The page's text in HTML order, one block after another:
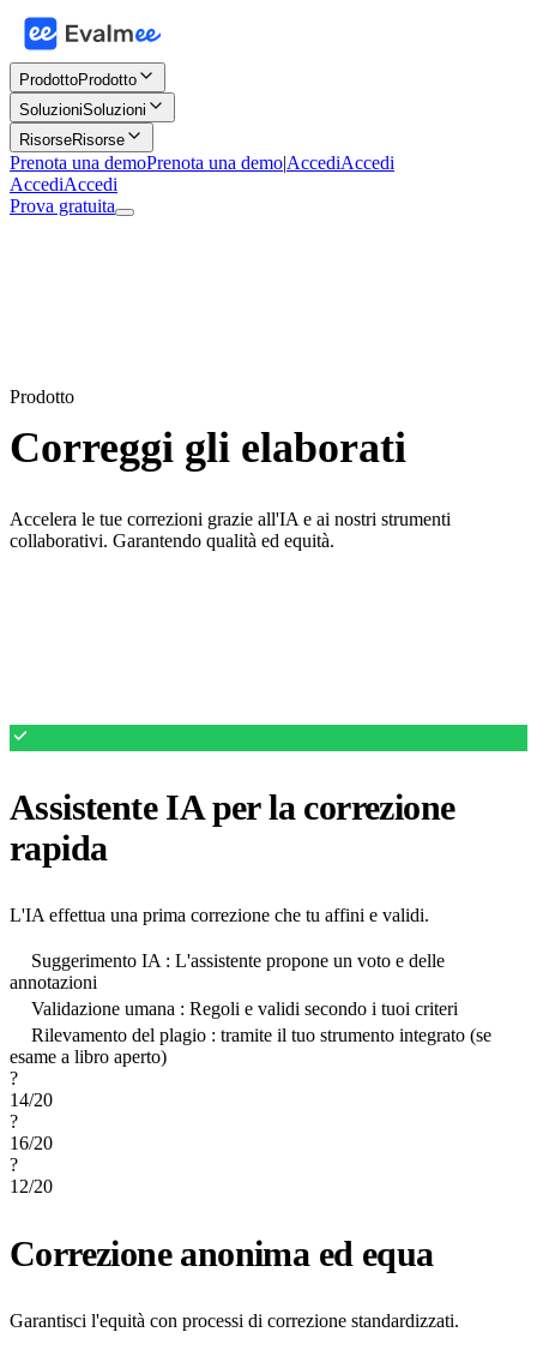
ProdottoProdotto
SoluzioniSoluzioni
RisorseRisorse
Prenota una demoPrenota una demo|AccediAccedi
AccediAccedi
Prova gratuita
Prodotto
Correggi gli elaborati
Accelera le tue correzioni grazie all'IA e ai nostri strumenti
collaborativi. Garantendo qualità ed equità.
Assistente IA per la correzione
rapida
L'IA effettua una prima correzione che tu affini e validi.
Suggerimento IA : L'assistente propone un voto e delle
annotazioni
Validazione umana : Regoli e validi secondo i tuoi criteri
Rilevamento del plagio : tramite il tuo strumento integrato (se
esame a libro aperto)
?
14/20
?
16/20
?
12/20
Correzione anonima ed equa
Garantisci l'equità con processi di correzione standardizzati.